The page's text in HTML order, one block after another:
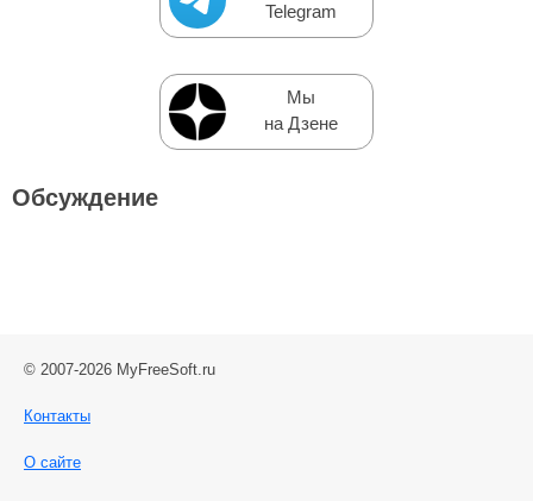
Telegram
Мы
на Дзене
Обсуждение
© 2007-2026 MyFreeSoft.ru
Контакты
О сайте